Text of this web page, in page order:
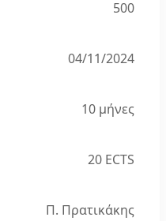
500
04/11/2024
10 μήνες
20 ECTS
Π. Πρατικάκης